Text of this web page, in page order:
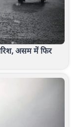
असम में फिर